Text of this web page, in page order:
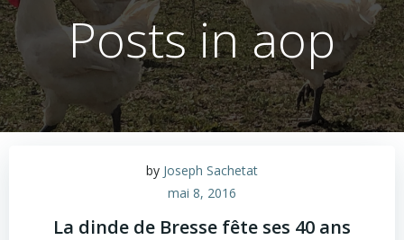
Posts in aop
by Joseph Sachetat
mai 8, 2016
La dinde de Bresse fête ses 40 ans